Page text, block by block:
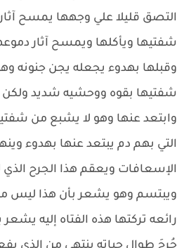
التصق قليلا علي وجهها يمسح
شفتيها ويأكلها ويمسح آثار
وقبلها بهدوء يجعله يجن جنونه
شفتيها بقوه ووحشيه شديد ولكن
وابتعد عنها وهو لا يشبع من
التي بهم دم يبتعد عنها بهدوء
الإسعافات ويعقم هذا الجرح
ويبتسم وهو يشعر بأن هذا ليس
رائعه تركتها هذه الفتاه إليه